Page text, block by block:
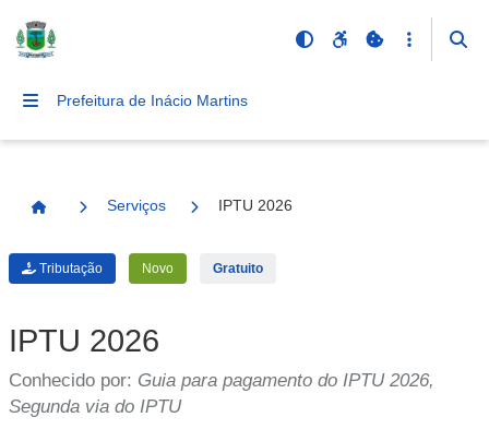
Prefeitura de Inácio Martins
Página Inicial
Serviços IPTU 2026
Tributação Novo Gratuito
IPTU 2026
Conhecido por: Guia para pagamento do IPTU 2026,
Segunda via do IPTU